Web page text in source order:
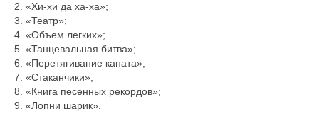
2. «Хи-хи да ха-ха»;
3. «Театр»;
4. «Объем легких»;
5. «Танцевальная битва»;
6. «Перетягивание каната»;
7. «Стаканчики»;
8. «Книга песенных рекордов»;
9. «Лопни шарик».